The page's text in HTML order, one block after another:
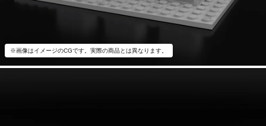
※画像はイメージのCGです。実際の商品とは異なります。